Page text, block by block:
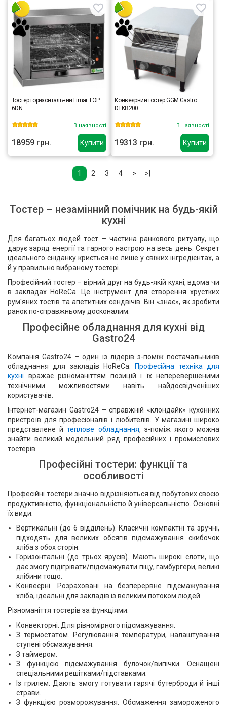
Купити
Тостер горизонтальний Fimar TOP
6DN
В наявності
18959 грн. Купити
Конвеєрний тостер GGM Gastro
DTKB200
В наявності
19313 грн.
1 2 3 4 > >|
Тостер – незамінний помічник на будь-якій
кухні
Для багатьох людей тост – частина ранкового ритуалу, що
дарує заряд енергії та гарного настрою на весь день. Секрет
ідеального сніданку криється не лише у свіжих інгредієнтах, а
й у правильно вибраному тостері.
Професійний тостер – вірний друг на будь-якій кухні, вдома чи
в закладах HoReCa. Це інструмент для створення хрустких
рум'яних тостів та апетитних сендвічів. Він «знає», як зробити
ранок по-справжньому досконалим.
Професійне обладнання для кухні від
Gastro24
Компанія Gastro24 – один із лідерів з-поміж постачальників
обладнання для закладів HoReCa.
Професійна техніка для
кухні вражає різноманіттям позицій і їх неперевершеними
технічними можливостями навіть найдосвідченіших
користувачів.
Інтернет-магазин Gastro24 – справжній «клондайк» кухонних
пристроїв для професіоналів і любителів. У магазині широко
представлене йтеплове обладнання, з-поміж якого можна
знайти великий модельний ряд професійних і промислових
тостерів.
Професійні тостери: функції та
особливості
Професійні тостери значно відрізняються від побутових своєю
продуктивністю, функціональністю й універсальністю. Основні
їх види:
Вертикальні (до 6 відділень). Класичні компактні та зручні,
підходять для великих обсягів підсмажування скибочок
хліба з обох сторін.
Горизонтальні (до трьох ярусів). Мають широкі слоти, що
дає змогу підігрівати/підсмажувати піцу, гамбургери, великі
хлібини тощо.
Конвеєрні. Розраховані на безперервне підсмажування
хліба, ідеальні для закладів із великим потоком людей.
Різноманіття тостерів за функціями:
Конвекторні. Для рівномірного підсмажування.
З термостатом. Регулювання температури, налаштування
ступені обсмажування.
З таймером.
З функцією підсмажування булочок/випічки. Оснащені
спеціальними решітками/підставками.
Із грилем. Дають змогу готувати гарячі бутерброди й інші
страви.
З функцією розморожування. Обсмаження замороженого